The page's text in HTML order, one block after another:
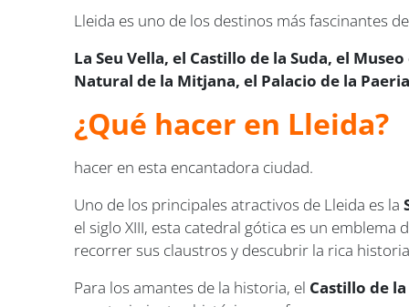
Lleida es uno de los destinos más fascinantes
La Seu Vella, el Castillo de la Suda, el
Natural de la Mitjana, el Palacio de la
¿Qué hacer en Lleida?
hacer en esta encantadora ciudad.
Uno de los principales atractivos de Lleida es la
el siglo XIII, esta catedral gótica es un
recorrer sus claustros y descubrir la rica
Para los amantes de la historia, el Castillo de